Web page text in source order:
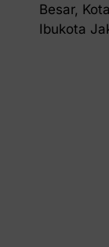
Besar,
Ibukota